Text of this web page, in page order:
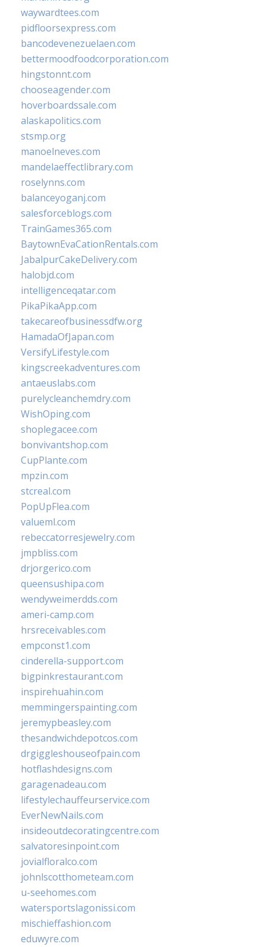
waywardtees.com
pidfloorsexpress.com
bancodevenezuelaen.com
bettermoodfoodcorporation.com
hingstonnt.com
chooseagender.com
hoverboardssale.com
alaskapolitics.com
stsmp.org
manoelneves.com
mandelaeffectlibrary.com
roselynns.com
balanceyoganj.com
salesforceblogs.com
TrainGames365.com
BaytownEvaCationRentals.com
JabalpurCakeDelivery.com
halobjd.com
intelligenceqatar.com
PikaPikaApp.com
takecareofbusinessdfw.org
HamadaOfJapan.com
VersifyLifestyle.com
kingscreekadventures.com
antaeuslabs.com
purelycleanchemdry.com
WishOping.com
shoplegacee.com
bonvivantshop.com
CupPlante.com
mpzin.com
stcreal.com
PopUpFlea.com
valueml.com
rebeccatorresjewelry.com
jmpbliss.com
drjorgerico.com
queensushipa.com
wendyweimerdds.com
ameri-camp.com
hrsreceivables.com
empconst1.com
cinderella-support.com
bigpinkrestaurant.com
inspirehuahin.com
memmingerspainting.com
jeremypbeasley.com
thesandwichdepotcos.com
drgiggleshouseofpain.com
hotflashdesigns.com
garagenadeau.com
lifestylechauffeurservice.com
EverNewNails.com
insideoutdecoratingcentre.com
salvatoresinpoint.com
jovialfloralco.com
johnlscotthometeam.com
u-seehomes.com
watersportslagonissi.com
mischieffashion.com
eduwyre.com